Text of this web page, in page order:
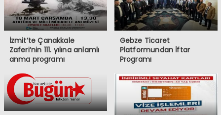
İzmit’te Çanakkale
Zaferi’nin 111. yılına anlamlı
anma programı
Gebze Ticaret
Platformundan İftar
Programı